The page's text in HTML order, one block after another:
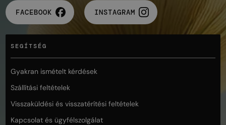
FACEBOOK INSTAGRAM
SEGÍTSÉG
Gyakran ismételt kérdések
Szállítási feltételek
Visszaküldési és visszatérítési feltételek
Kapcsolat és ügyfélszolgálat